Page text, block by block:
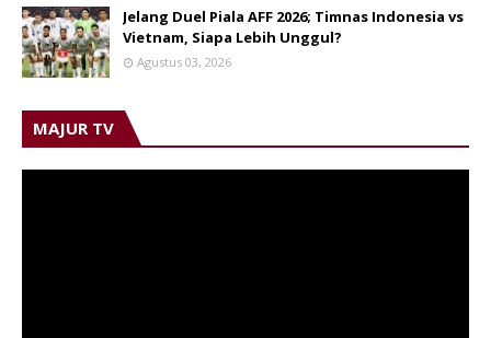
Jelang Duel Piala AFF 2026; Timnas Indonesia vs
Vietnam, Siapa Lebih Unggul?
Agustus 03, 2026
MAJUR TV